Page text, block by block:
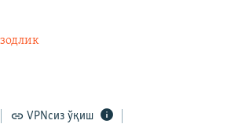
VPNсиз ўқиш